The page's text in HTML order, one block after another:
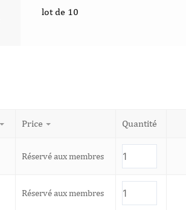
lot de 10
Price Quantité
Réservé aux membres
Réservé aux membres